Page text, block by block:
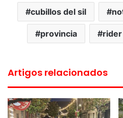
cubillos del sil
provincia rider
Artigos relacionados